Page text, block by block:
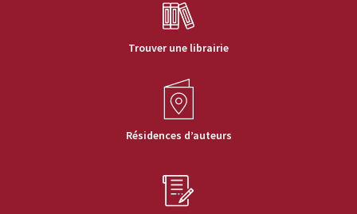
Trouver une librairie
Résidences d’auteurs